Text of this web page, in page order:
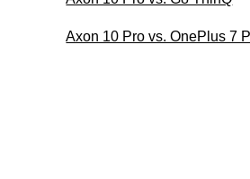
Axon 10 Pro vs. OnePlus 7